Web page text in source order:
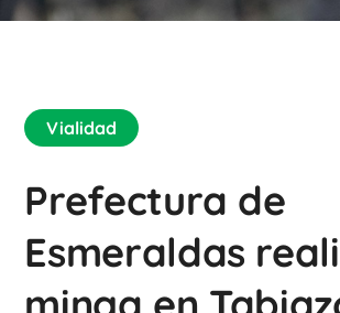
Vialidad
Prefectura de
Esmeraldas